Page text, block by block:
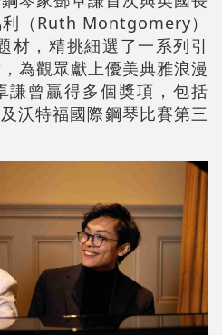
（Ruth Montgomery）
材，精挑細選了一系列引
為觀眾獻上優美典雅浪漫
謙曾贏得多個獎項，包括
沃特福國際鋼琴比賽第三